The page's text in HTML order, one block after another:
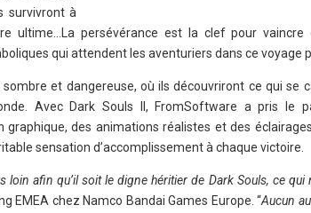
survivront à
ultime…La persévérance est la clef pour vaincre
qui attendent les aventuriers dans ce voyage
et dangereuse, où ils découvriront ce qui se
Avec Dark Souls II, FromSoftware a pris le
graphique, des animations réalistes et des
sensation d’accomplissement à chaque victoire.
afin qu’il soit le digne héritier de Dark Souls, ce qui
EMEA chez Namco Bandai Games Europe. “Aucun